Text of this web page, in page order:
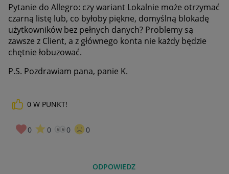
Pytanie do Allegro: czy wariant Lokalnie może otrzymać
czarną listę lub, co byłoby piękne, domyślną blokadę
użytkowników bez pełnych danych? Problemy są
zawsze z Client, a z głównego konta nie każdy będzie
chętnie łobuzować.
P.S. Pozdrawiam pana, panie K.
0 W PUNKT!
0 0 0 0
ODPOWIEDZ